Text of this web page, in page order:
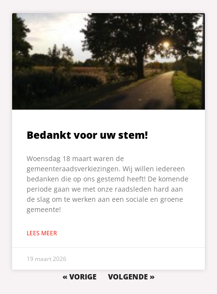
Bedankt voor uw stem!
Woensdag 18 maart waren de
gemeenteraadsverkiezingen. Wij willen iedereen
bedanken die op ons gestemd heeft! De komende
periode gaan we met onze raadsleden hard aan
de slag om te werken aan een sociale en groene
gemeente!
LEES MEER
19 maart 2026
« VORIGE VOLGENDE »